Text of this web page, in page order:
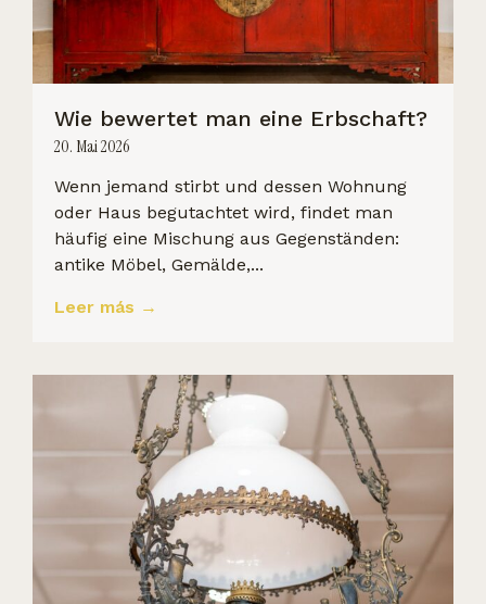
Wie bewertet man eine Erbschaft?
20. Mai 2026
Wenn jemand stirbt und dessen Wohnung
oder Haus begutachtet wird, findet man
häufig eine Mischung aus Gegenständen:
antike Möbel, Gemälde,...
Leer más →